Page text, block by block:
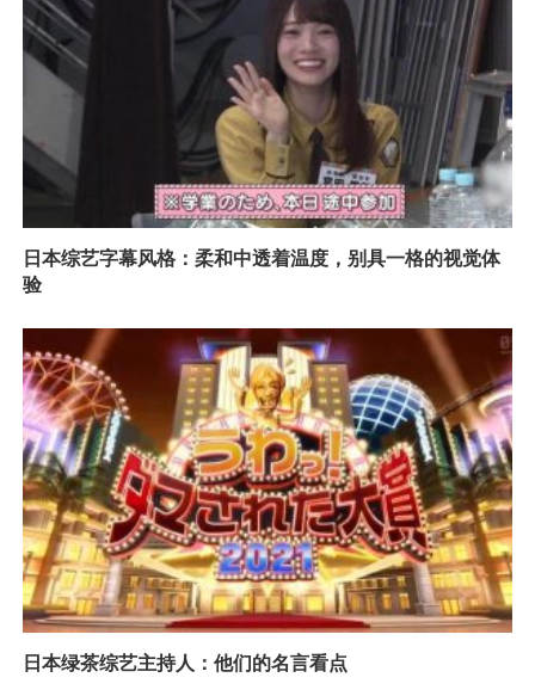
日本综艺字幕风格：柔和中透着温度，别具一格的视觉体
验
日本绿茶综艺主持人：他们的名言看点